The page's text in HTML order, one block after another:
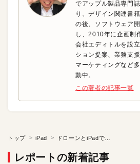
でアップル製品専門
り、デザイン関連書
の後、ソフトウェア
し、2010年に企画制
会社エディトルを設
ション提案、業務支
マーケティングなど
動中。
この著者の記事一覧
トップ iPad
レポートの新着記事